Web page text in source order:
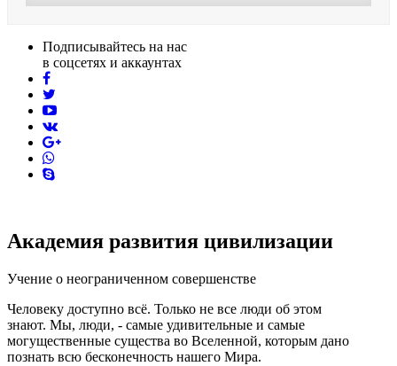
Подписывайтесь на нас
в соцсетях и аккаунтах
facebook
youtube
vk
skype
Академия развития цивилизации
Учение о неограниченном совершенстве
Человеку доступно всё. Только не все люди об этом
знают. Мы, люди, - самые удивительные и самые
могущественные существа во Вселенной, которым дано
познать всю бесконечность нашего Мира.